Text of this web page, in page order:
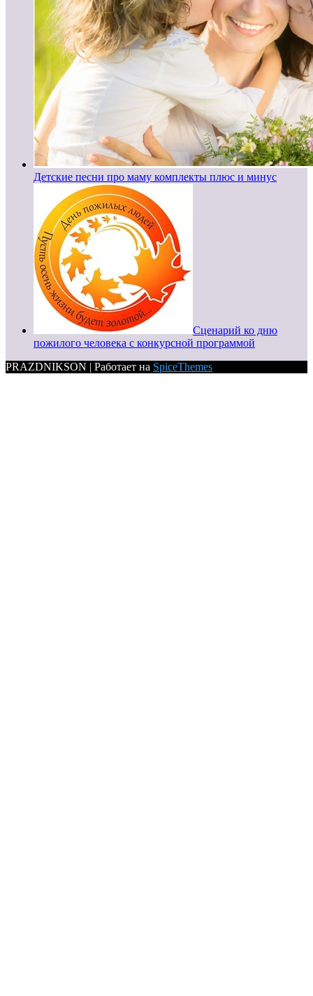
Детские песни про маму комплекты плюс и минус
Сценарий ко дню
пожилого человека с конкурсной программой
PRAZDNIKSON | Работает на SpiceThemes